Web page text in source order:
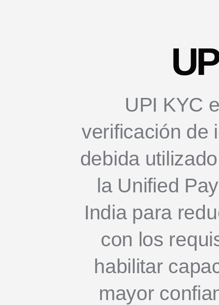
UPI KYC
verificación de
debida
la Unified
India para
con los
habilitar
mayor